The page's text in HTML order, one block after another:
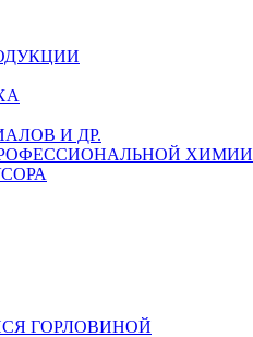
И ДР.
ХИМИИ
ГОРЛОВИНОЙ